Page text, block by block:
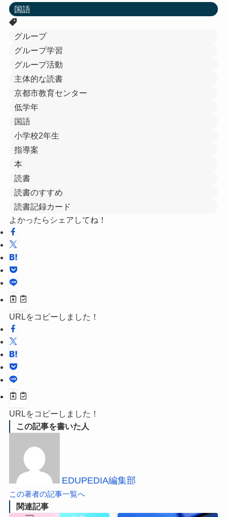
国語
グループ
グループ学習
グループ活動
主体的な読書
京都市教育センター
低学年
国語
小学校2年生
指導案
本
読書
読書のすすめ
読書記録カード
よかったらシェアしてね！
URLをコピーしました！
URLをコピーしました！
この記事を書いた人
EDUPEDIA編集部
この著者の記事一覧へ
関連記事